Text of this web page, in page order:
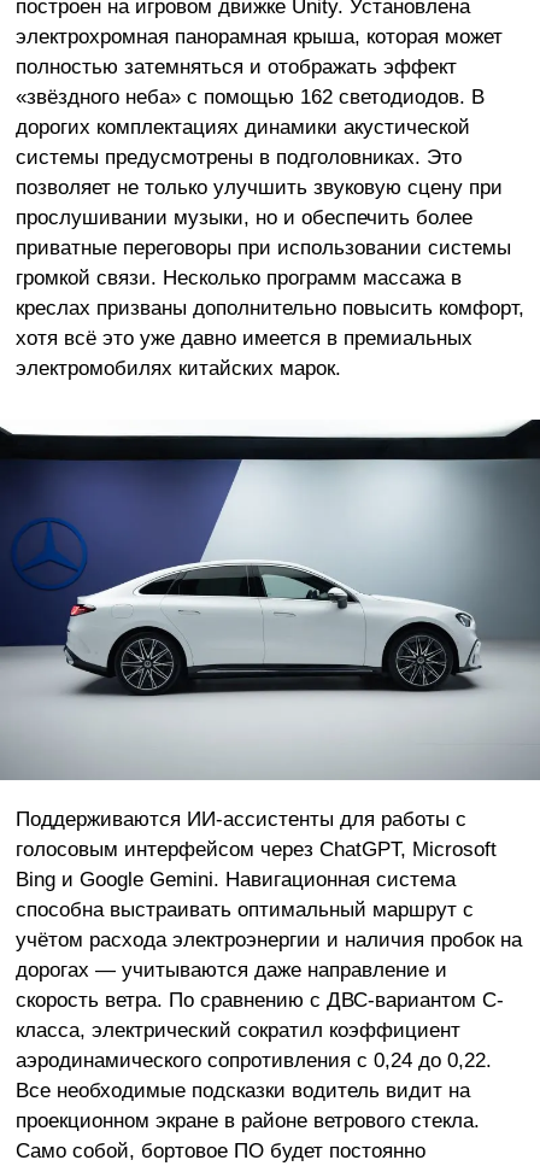
построен на игровом движке Unity. Установлена
электрохромная панорамная крыша, которая может
полностью затемняться и отображать эффект
«звёздного неба» с помощью 162 светодиодов. В
дорогих комплектациях динамики акустической
системы предусмотрены в подголовниках. Это
позволяет не только улучшить звуковую сцену при
прослушивании музыки, но и обеспечить более
приватные переговоры при использовании системы
громкой связи. Несколько программ массажа в
креслах призваны дополнительно повысить комфорт,
хотя всё это уже давно имеется в премиальных
электромобилях китайских марок.
Поддерживаются ИИ-ассистенты для работы с
голосовым интерфейсом через ChatGPT, Microsoft
Bing и Google Gemini. Навигационная система
способна выстраивать оптимальный маршрут с
учётом расхода электроэнергии и наличия пробок на
дорогах — учитываются даже направление и
скорость ветра. По сравнению с ДВС-вариантом С-
класса, электрический сократил коэффициент
аэродинамического сопротивления с 0,24 до 0,22.
Все необходимые подсказки водитель видит на
проекционном экране в районе ветрового стекла.
Само собой, бортовое ПО будет постоянно